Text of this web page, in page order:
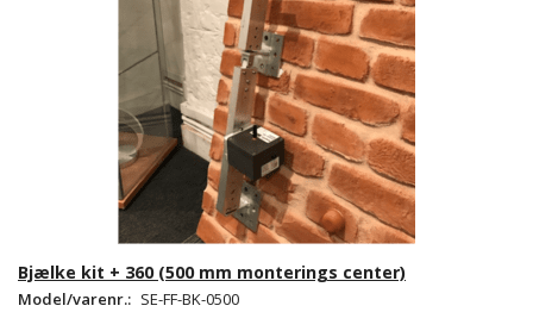
Bjælke kit + 360 (500 mm monterings center)
Model/varenr.: SE-FF-BK-0500